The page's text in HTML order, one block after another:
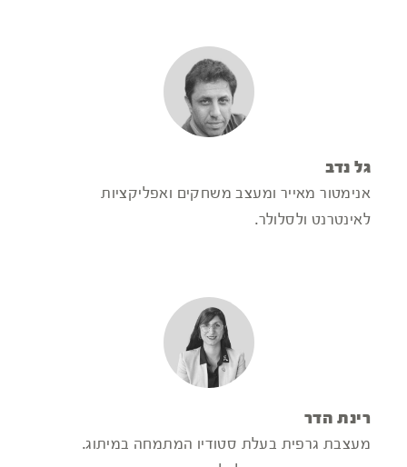
גל נדב
אנימטור מאייר ומעצב משחקים ואפליקציות
לאינטרנט ולסלולר.
רינת הדר
מעצבת גרפית בעלת סטודיו המתמחה במיתוג.